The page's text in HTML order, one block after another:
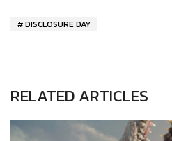
DISCLOSURE DAY
RELATED ARTICLES